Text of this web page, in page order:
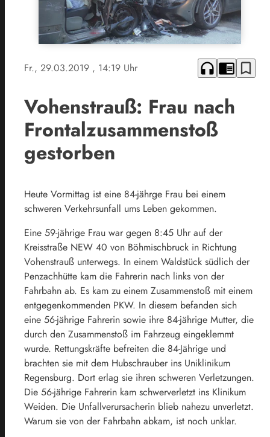
Fr., 29.03.2019 , 14:19 Uhr headphones chrome_reader_mode bookmark_border
Vohenstrauß: Frau nach
Frontalzusammenstoß
gestorben
Heute Vormittag ist eine 84-jährge Frau bei einem
schweren Verkehrsunfall ums Leben gekommen.
Eine 59-jährige Frau war gegen 8:45 Uhr auf der
Kreisstraße NEW 40 von Böhmischbruck in Richtung
Vohenstrauß unterwegs. In einem Waldstück südlich der
Penzachhütte kam die Fahrerin nach links von der
Fahrbahn ab. Es kam zu einem Zusammenstoß mit einem
entgegenkommenden PKW. In diesem befanden sich
eine 56-jährige Fahrerin sowie ihre 84-jährige Mutter, die
durch den Zusammenstoß im Fahrzeug eingeklemmt
wurde. Rettungskräfte befreiten die 84-Jährige und
brachten sie mit dem Hubschrauber ins Uniklinikum
Regensburg. Dort erlag sie ihren schweren Verletzungen.
Die 56-jährige Fahrerin kam schwerverletzt ins Klinikum
Weiden. Die Unfallverursacherin blieb nahezu unverletzt.
Warum sie von der Fahrbahn abkam, ist noch unklar.